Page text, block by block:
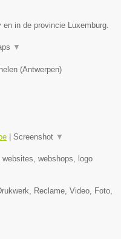
in de provincie Luxemburg.
▼
(Antwerpen)
Screenshot ▼
webshops, logo
Reclame, Video, Foto,